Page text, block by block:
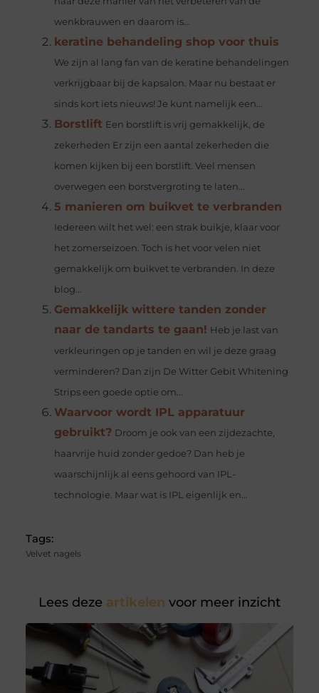
wenkbrauwen en daarom is...
keratine behandeling shop voor thuis
We zijn al lang fan van de keratine behandelingen
verkrijgbaar bij de kapsalon. Maar nu bestaat er
sinds kort iets nieuws! Je kunt namelijk een...
Borstlift Een borstlift is vrij gemakkelijk, de
zekerheden Er zijn een aantal zekerheden die
komen kijken bij een borstlift. Veel mensen
overwegen een borstvergroting te laten...
5 manieren om buikvet te verbranden
Iedereen wilt het wel: een strak buikje, klaar voor
het zomerseizoen. Toch is het voor velen niet
gemakkelijk om buikvet te verbranden. In deze
blog...
Gemakkelijk wittere tanden zonder
naar de tandarts te gaan! Heb je last van
verkleuringen op je tanden en wil je deze graag
verminderen? Dan zijn De Witter Gebit Whitening
Strips een goede optie om...
Waarvoor wordt IPL apparatuur
gebruikt? Droom je ook van een zijdezachte,
haarvrije huid zonder gedoe? Dan heb je
waarschijnlijk al eens gehoord van IPL-
technologie. Maar wat is IPL eigenlijk en...
Tags:
Velvet nagels
Lees deze artikelen voor meer inzicht